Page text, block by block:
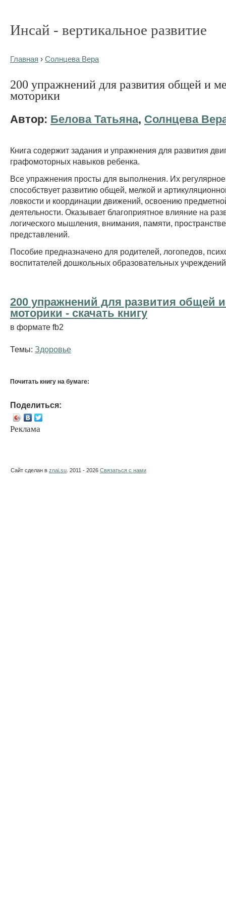
Инсай - вертикальное развитие
Главная › Солнцева Вера
200 упражнений для развития общей и
моторики
Автор: Белова Татьяна, Солнцева
Книга содержит задания и упражнения для развития
графомоторных навыков ребенка.
Все упражнения просты для выполнения. Их
способствует развитию общей, мелкой и
ловкости и координации движений, освоению
деятельности. Оказывает благоприятное влияние на
логического мышления, внимания, памяти,
представлений.
Пособие предназначено для родителей, логопедов,
воспитателей дошкольных образовательных
200 упражнений для развития общей
моторики - cкачать книгу
в формате fb2
Темы: Здоровье
Почитать книгу на бумаге:
Поделиться:
Реклама
Сайт сделан в znai.su . 2011 - 2026 Связаться с нами